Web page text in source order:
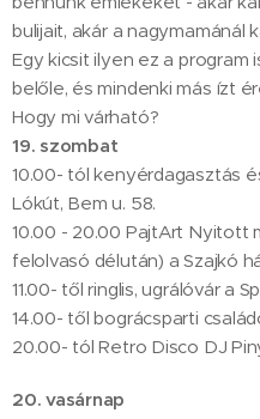
bulijait, akár a nagymamánál
Egy kicsit ilyen ez a program
belőle, és mindenki más ízt
Hogy mi várható?
19. szombat
10.00- tól kenyérdagasztás
Lókút, Bem u. 58.
10.00 - 20.00 PajtArt Nyitott
felolvasó délután) a Szajkó
11.00- től ringlis, ugrálóvár a
14.00- től bográcsparti
20.00- tól Retro Disco DJ
20. vasárnap